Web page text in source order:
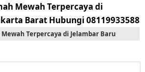
Mewah Terpercaya di
Barat Hubungi 08119933588
Terpercaya di Jelambar Baru